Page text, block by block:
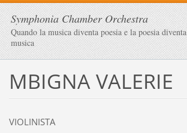
Symphonia Chamber Orchestra
Quando la musica diventa poesia e la poesia diventa
musica
MBIGNA VALERIE
VIOLINISTA